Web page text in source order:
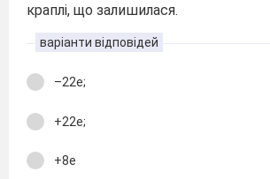
краплі, що залишилася.
варіанти відповідей
–22е;
+22е;
+8е